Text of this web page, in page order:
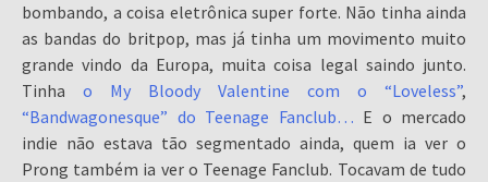
bombando, a coisa eletrônica super forte. Não tinha ainda
as bandas do britpop, mas já tinha um movimento muito
grande vindo da Europa, muita coisa legal saindo junto.
Tinha o My Bloody Valentine com o “Loveless”,
“Bandwagonesque” do Teenage Fanclub… E o mercado
indie não estava tão segmentado ainda, quem ia ver o
Prong também ia ver o Teenage Fanclub. Tocavam de tudo